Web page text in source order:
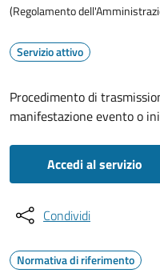
(Regolamento
Servizio attivo
Procedimento di
manifestazione evento o
Accedi al servizio
Condividi
Normativa di riferimento